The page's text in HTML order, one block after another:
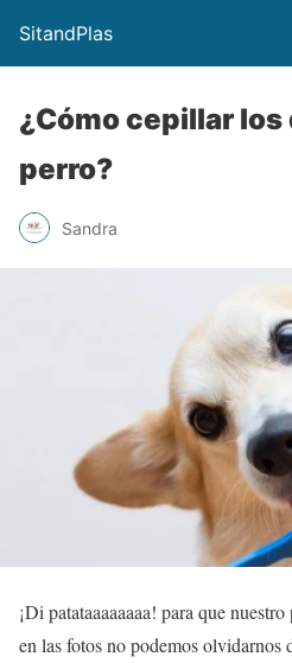
SitandPlas
¿Cómo cepillar
perro?
Sandra
¡Di patataaaaaaaa! para que
en las fotos no podemos olvidarnos